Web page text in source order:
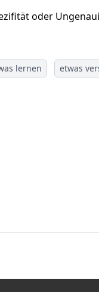
oder
lernen etwas